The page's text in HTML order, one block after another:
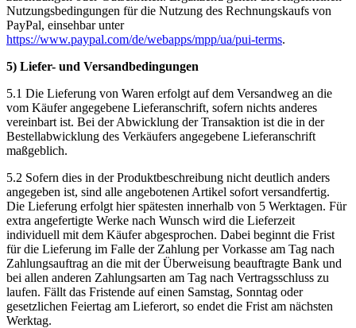
Nutzungsbedingungen für die Nutzung des Rechnungskaufs von
PayPal, einsehbar unter
https://www.paypal.com/de/webapps/mpp/ua/pui-terms.
5) Liefer- und Versandbedingungen
5.1 Die Lieferung von Waren erfolgt auf dem Versandweg an die
vom Käufer angegebene Lieferanschrift, sofern nichts anderes
vereinbart ist. Bei der Abwicklung der Transaktion ist die in der
Bestellabwicklung des Verkäufers angegebene Lieferanschrift
maßgeblich.
5.2 Sofern dies in der Produktbeschreibung nicht deutlich anders
angegeben ist, sind alle angebotenen Artikel sofort versandfertig.
Die Lieferung erfolgt hier spätesten innerhalb von 5 Werktagen. Für
extra angefertigte Werke nach Wunsch wird die Lieferzeit
individuell mit dem Käufer abgesprochen. Dabei beginnt die Frist
für die Lieferung im Falle der Zahlung per Vorkasse am Tag nach
Zahlungsauftrag an die mit der Überweisung beauftragte Bank und
bei allen anderen Zahlungsarten am Tag nach Vertragsschluss zu
laufen. Fällt das Fristende auf einen Samstag, Sonntag oder
gesetzlichen Feiertag am Lieferort, so endet die Frist am nächsten
Werktag.